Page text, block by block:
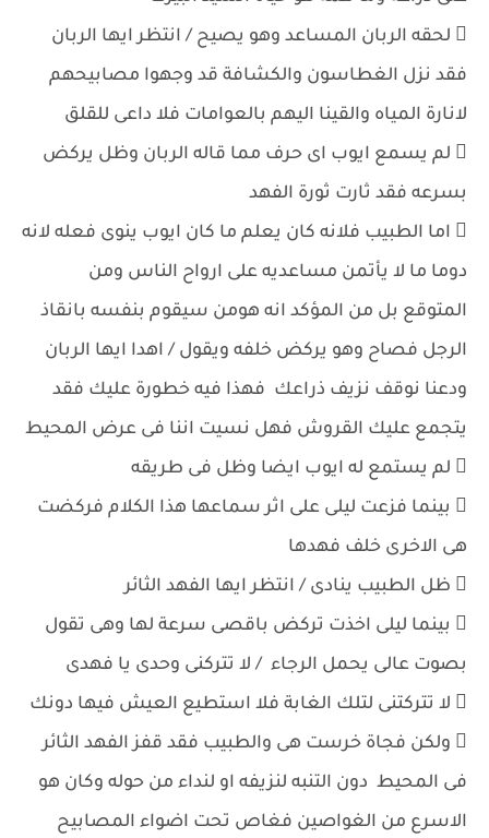
 لحقه الربان المساعد وهو يصيح / انتظر ايها الربان
فقد نزل الغطاسون والكشافة قد وجهوا مصابيحهم
لانارة المياه والقينا اليهم بالعوامات فلا داعى للقلق
 لم يسمع ايوب اى حرف مما قاله الربان وظل يركض
بسرعه فقد ثارت ثورة الفهد
 اما الطبيب فلانه كان يعلم ما كان ايوب ينوى فعله لانه
دوما ما لا يأتمن مساعديه على ارواح الناس ومن
المتوقع بل من المؤكد انه هومن سيقوم بنفسه بانقاذ
الرجل فصاح وهو يركض خلفه ويقول / اهدا ايها الربان
ودعنا نوقف نزيف ذراعك فهذا فيه خطورة عليك فقد
يتجمع عليك القروش فهل نسيت اننا فى عرض المحيط
 لم يستمع له ايوب ايضا وظل فى طريقه
 بينما فزعت ليلى على اثر سماعها هذا الكلام فركضت
هى الاخرى خلف فهدها
 ظل الطبيب ينادى / انتظر ايها الفهد الثائر
 بينما ليلى اخذت تركض باقصى سرعة لها وهى تقول
بصوت عالى يحمل الرجاء / لا تتركنى وحدى يا فهدى
 لا تتركتنى لتلك الغابة فلا استطيع العيش فيها دونك
 ولكن فجاة خرست هى والطبيب فقد قفز الفهد الثائر
فى المحيط دون التنبه لنزيفه او لنداء من حوله وكان هو
الاسرع من الغواصين فغاص تحت اضواء المصابيح